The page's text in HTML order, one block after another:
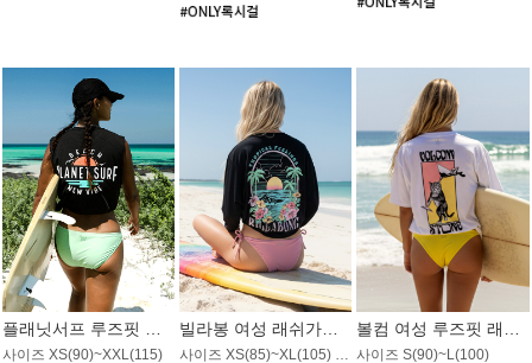
사이즈 XS(90)~XXL(115) 사이즈 XS(85)~XL(105) / 오버핏 사이즈 S(90)~L(100)